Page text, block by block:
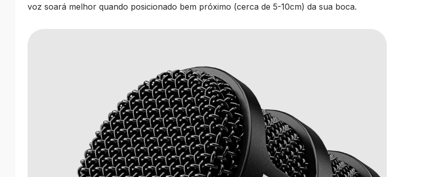
voz soará melhor quando posicionado bem próximo (cerca de 5-10cm) da sua boca.